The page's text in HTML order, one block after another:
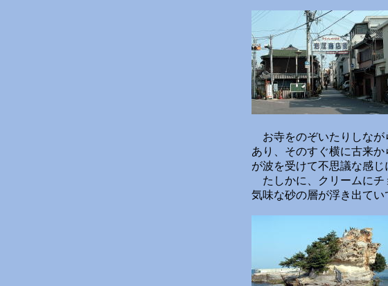
お寺をのぞいたりしなが
あり、そのすぐ横に古来か
が波を受けて不思議な感じ
たしかに、クリームにチ
気味な砂の層が浮き出てい